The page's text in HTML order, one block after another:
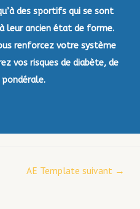
des sportifs qui se sont
leur ancien état de forme.
renforcez votre système
vos risques de diabète, de
pondérale.
AE Template suivant →